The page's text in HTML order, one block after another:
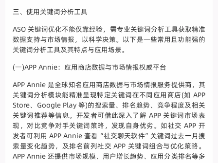
三、使用关键词分析工具
ASO 关键词优化不能仅靠经验，需专业关键词分析工具获取精准
数据支持与市场情报，以科学决策。以下是一些常用且功能强的
关键词分析工具及其特点与应用场景。
(一)APP Annie：应用商店数据与市场情报权威平台
APP Annie 是全球知名应用商店数据与市场情报服务提供商，其
关键词分析模块能精准呈现特定关键词在不同应用商店(如 APP
Store、Google Play 等)的搜索量、排名趋势、竞争程度及相关
关键词推荐等信息。开发者可借此深入了解 APP 关键词市场表
现，对比竞争对手关键词策略，发现自身优劣。如社交 APP 开
发者可利用 APP Annie 查看“社交聊天软件”关键词过去一月搜
索量变化趋势，及排名前列社交 APP 关键词组合与优化策略。
APP Annie 还提供市场规模、用户增长趋势、应用分类排名等多